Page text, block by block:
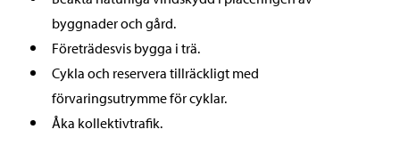
byggnader och gård.
Företrädesvis bygga i trä.
Cykla och reservera tillräckligt med
förvaringsutrymme för cyklar.
Åka kollektivtrafik.